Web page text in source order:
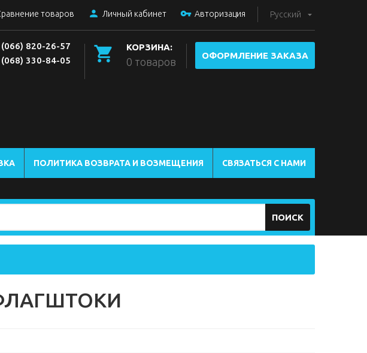
Русский
товаров Личный кабинет Авторизация
ОФОРМЛЕНИЕ ЗАКАЗА
КОРЗИНА:
0 товаров
(066) 820-26-57
(068) 330-84-05
ПОЛИТИКА ВОЗВРАТА И ВОЗМЕЩЕНИЯ СВЯЗАТЬСЯ С НАМИ
ПОИСК